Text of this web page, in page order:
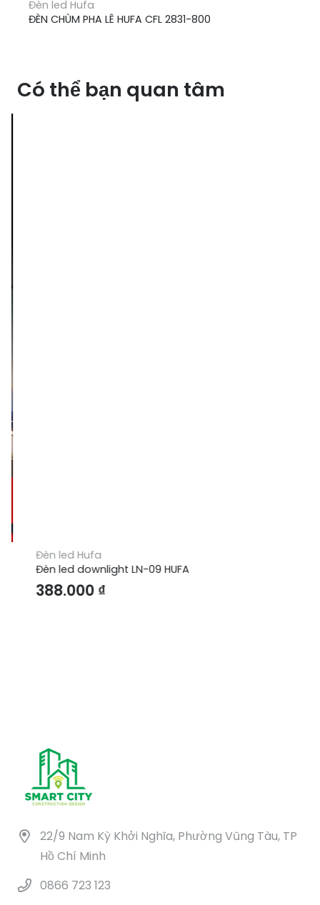
Đèn led Hufa
ĐÈN CHÙM PHA LÊ HUFA CFL 2831-800
Có thể bạn quan tâm
Đèn led Hufa
Đèn led downlight LN-09 HUFA
388.000₫
22/9 Nam Kỳ Khởi Nghĩa, Phường Vũng Tàu, TP
Hồ Chí Minh
0866 723 123